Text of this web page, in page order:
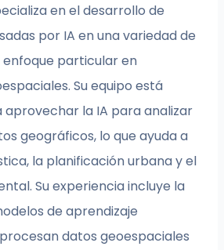
en el desarrollo de
por IA en una variedad de
particular en
Su equipo está
la IA para analizar
geográficos, lo que ayuda a
la planificación urbana y el
Su experiencia incluye la
de aprendizaje
datos geoespaciales